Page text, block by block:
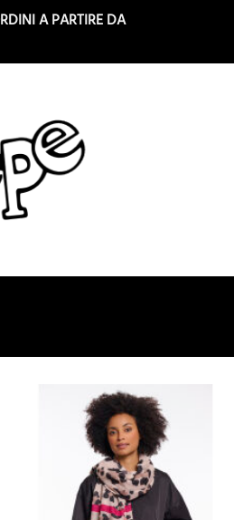
A PARTIRE DA